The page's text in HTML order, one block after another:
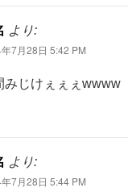
より:
7月28日 5:42 PM
みじけぇぇぇwwww
より:
7月28日 5:44 PM